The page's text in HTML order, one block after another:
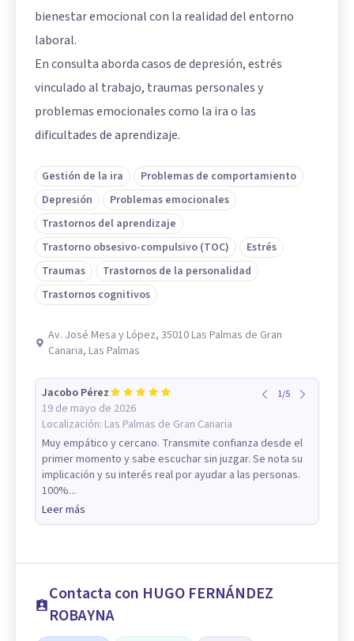
bienestar emocional con la realidad del entorno
laboral.
En consulta aborda casos de depresión, estrés
vinculado al trabajo, traumas personales y
problemas emocionales como la ira o las
dificultades de aprendizaje.
Gestión de la ira
Problemas de comportamiento
Depresión
Problemas emocionales
Trastornos del aprendizaje
Trastorno obsesivo-compulsivo (TOC)
Estrés
Traumas
Trastornos de la personalidad
Trastornos cognitivos
Av. José Mesa y López, 35010 Las Palmas de Gran
Canaria, Las Palmas
Jacobo Pérez
19 de mayo de 2026
Localización: Las Palmas de Gran Canaria
1/5
Muy empático y cercano. Transmite confianza desde el
primer momento y sabe escuchar sin juzgar. Se nota su
implicación y su interés real por ayudar a las personas.
100%...
Leer más
Contacta con HUGO FERNÁNDEZ
ROBAYNA